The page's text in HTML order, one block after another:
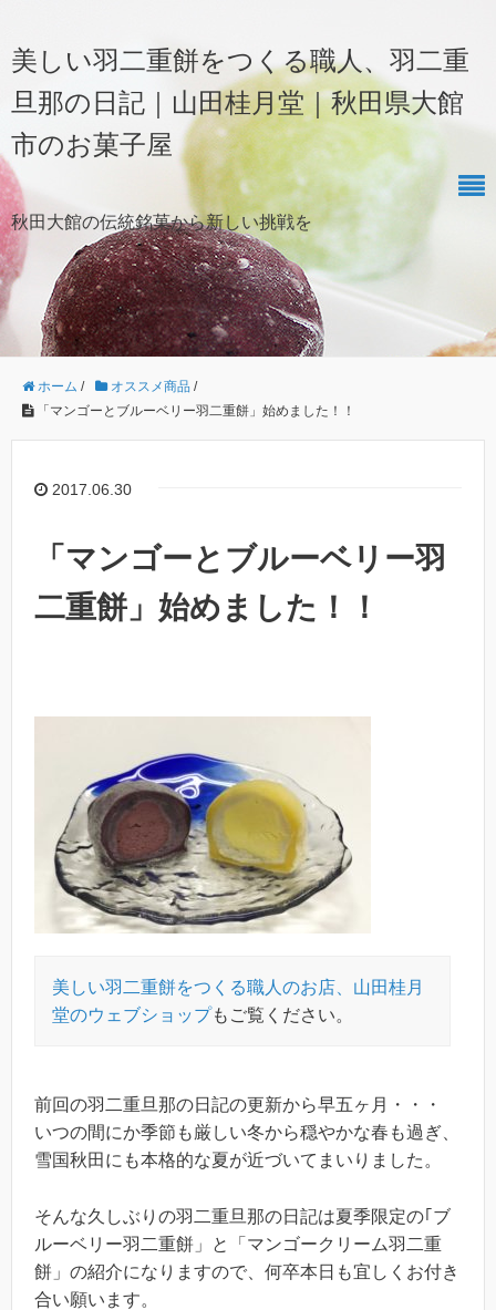
美しい羽二重餅をつくる職人、羽二重
旦那の日記｜山田桂月堂｜秋田県大館
市のお菓子屋
秋田大館の伝統銘菓から新しい挑戦を
ホーム / オススメ商品 /
「マンゴーとブルーベリー羽二重餅」始めました！！
2017.06.30
「マンゴーとブルーベリー羽
二重餅」始めました！！
美しい羽二重餅をつくる職人のお店、山田桂月
堂のウェブショップもご覧ください。
前回の羽二重旦那の日記の更新から早五ヶ月・・・
いつの間にか季節も厳しい冬から穏やかな春も過ぎ、
雪国秋田にも本格的な夏が近づいてまいりました。
そんな久しぶりの羽二重旦那の日記は夏季限定の｢ブ
ルーベリー羽二重餅」と「マンゴークリーム羽二重
餅」の紹介になりますので、何卒本日も宜しくお付き
合い願います。